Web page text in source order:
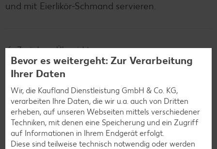
und mit Eierlikör-Schmand servieren.
Zurück zur Übersicht
Weitere interessante
Rezeptkategorien
Bevor es weitergeht: Zur Verarbeitung
Ihrer Daten
Wir, die Kaufland Dienstleistung GmbH & Co. KG,
verarbeiten Ihre Daten, die wir u.a. auch von Dritten
erheben, auf unseren Webseiten mittels verschiedener
Techniken, mit denen eine Speicherung und ein Zugriff
auf Informationen in Ihrem Endgerät erfolgt.
Diese sind teilweise technisch notwendig oder werden